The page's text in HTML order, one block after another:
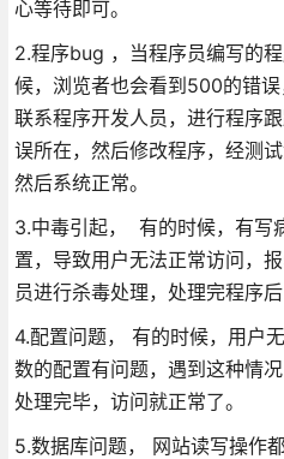
心等待即可。
2.程序bug ，当程序员编写的
候，浏览者也会看到500的错误
联系程序开发人员，进行程序
误所在，然后修改程序，经测
然后系统正常。
3.中毒引起， 有的时候，有写
置，导致用户无法正常访问，
员进行杀毒处理，处理完程序后
4.配置问题， 有的时候，用户
数的配置有问题，遇到这种情
处理完毕，访问就正常了。
5.数据库问题， 网站读写操作